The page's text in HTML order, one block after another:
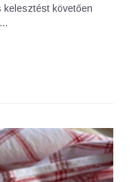
követően